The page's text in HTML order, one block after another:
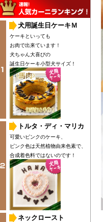
犬用誕生日ケーキＭ
ケーキといっても
お肉で出来ています！
犬ちゃん大喜びの
誕生日ケーキ小型犬サイズ！
トルタ・ディ・マリカ
可愛いピンクのケーキ、
ピンク色は天然植物由来色素で、
合成着色料ではないのです！
ネックロースト